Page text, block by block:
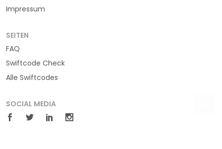
Impressum
SEITEN
FAQ
Swiftcode Check
Alle Swiftcodes
SOCIAL MEDIA